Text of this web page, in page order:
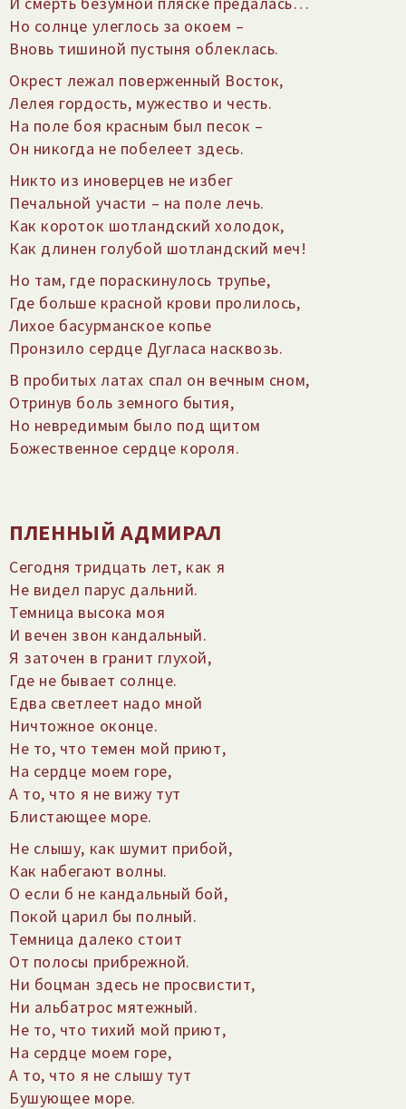
Но солнце улеглось за окоем –
Вновь тишиной пустыня облеклась.
Окрест лежал поверженный Восток,
Лелея гордость, мужество и честь.
На поле боя красным был песок –
Он никогда не побелеет здесь.
Никто из иноверцев не избег
Печальной участи – на поле лечь.
Как короток шотландский холодок,
Как длинен голубой шотландский меч!
Но там, где пораскинулось трупье,
Где больше красной крови пролилось,
Лихое басурманское копье
Пронзило сердце Дугласа насквозь.
В пробитых латах спал он вечным сном,
Отринув боль земного бытия,
Но невредимым было под щитом
Божественное сердце короля.
ПЛЕННЫЙ АДМИРАЛ
Сегодня тридцать лет, как я
Не видел парус дальний.
Темница высока моя
И вечен звон кандальный.
Я заточен в гранит глухой,
Где не бывает солнце.
Едва светлеет надо мной
Ничтожное оконце.
Не то, что темен мой приют,
На сердце моем горе,
А то, что я не вижу тут
Блистающее море.
Не слышу, как шумит прибой,
Как набегают волны.
О если б не кандальный бой,
Покой царил бы полный.
Темница далеко стоит
От полосы прибрежной.
Ни боцман здесь не просвистит,
Ни альбатрос мятежный.
Не то, что тихий мой приют,
На сердце моем горе,
А то, что я не слышу тут
Бушующее море.